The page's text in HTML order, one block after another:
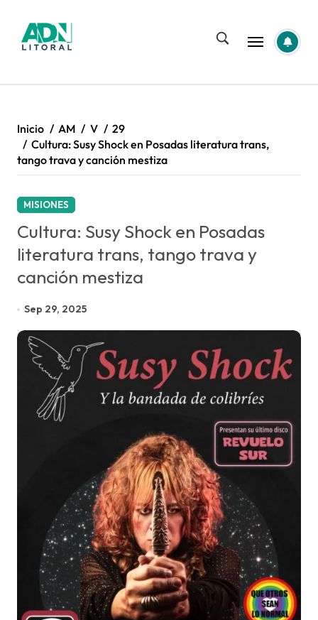
contenido
Inicio AM V
29
Cultura: Susy Shock en Posadas literatura trans,
tango trava y canción mestiza
MISIONES
Cultura: Susy Shock en Posadas
literatura trans, tango trava y
canción mestiza
Sep 29, 2025